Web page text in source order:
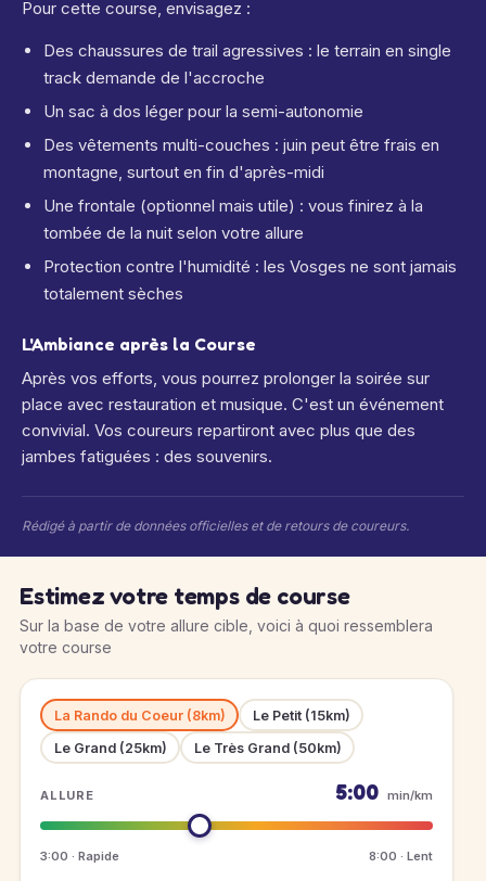
Pour cette course, envisagez :
Des chaussures de trail agressives : le terrain en single
track demande de l'accroche
Un sac à dos léger pour la semi-autonomie
Des vêtements multi-couches : juin peut être frais en
montagne, surtout en fin d'après-midi
Une frontale (optionnel mais utile) : vous finirez à la
tombée de la nuit selon votre allure
Protection contre l'humidité : les Vosges ne sont jamais
totalement sèches
L'Ambiance après la Course
Après vos efforts, vous pourrez prolonger la soirée sur
place avec restauration et musique. C'est un événement
convivial. Vos coureurs repartiront avec plus que des
jambes fatiguées : des souvenirs.
Rédigé à partir de données officielles et de retours de coureurs.
Estimez votre temps de course
Sur la base de votre allure cible, voici à quoi ressemblera
votre course
La Rando du Coeur (8km)
Le Petit (15km)
Le Grand (25km)
Le Très Grand (50km)
ALLURE 5:00 min/km
3:00 · Rapide 8:00 · Lent